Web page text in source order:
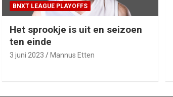
BNXT LEAGUE PLAYOFFS
Het sprookje is uit en seizoen
ten einde
3 juni 2023 Mannus Etten